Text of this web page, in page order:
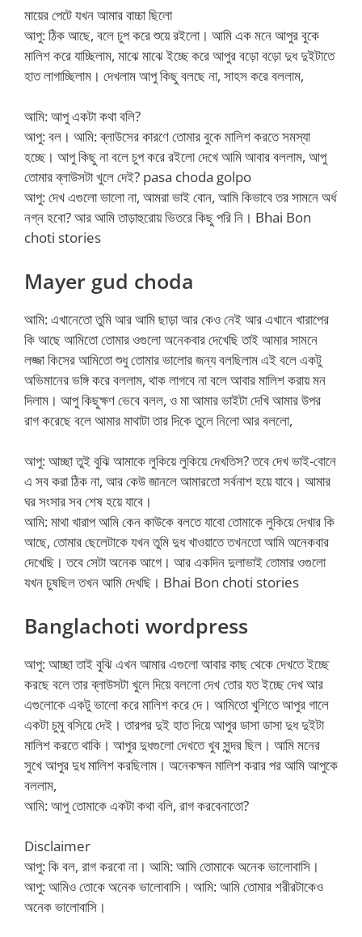
মায়ের পেটে যখন আমার বাচ্চা ছিলো
আপু: ঠিক আছে, বলে চুপ করে শুয়ে রইলো। আমি এক মনে আপুর বুকে
মালিশ করে যাচ্ছিলাম, মাঝে মাঝে ইচ্ছে করে আপুর বড়ো বড়ো দুধ দুইটাতে
হাত লাগাচ্ছিলাম। দেখলাম আপু কিছু বলছে না, সাহস করে বললাম,
আমি: আপু একটা কথা বলি?
আপু: বল। আমি: ব্লাউসের কারণে তোমার বুকে মালিশ করতে সমস্যা
হচ্ছে। আপু কিছু না বলে চুপ করে রইলো দেখে আমি আবার বললাম, আপু
তোমার ব্লাউসটা খুলে দেই? pasa choda golpo
আপু: দেখ এগুলো ভালো না, আমরা ভাই বোন, আমি কিভাবে তর সামনে অর্ধ
নগ্ন হবো? আর আমি তাড়াহুরোয় ভিতরে কিছু পরি নি। Bhai Bon
choti stories
Mayer gud choda
আমি: এখানেতো তুমি আর আমি ছাড়া আর কেও নেই আর এখানে খারাপের
কি আছে আমিতো তোমার ওগুলো অনেকবার দেখেছি তাই আমার সামনে
লজ্জা কিসের আমিতো শুধু তোমার ভালোর জন্য বলছিলাম এই বলে একটু
অভিমানের ভঙ্গি করে বললাম, থাক লাগবে না বলে আবার মালিশ করায় মন
দিলাম। আপু কিছুক্ষণ ভেবে বলল, ও মা আমার ভাইটা দেখি আমার উপর
রাগ করেছে বলে আমার মাথাটা তার দিকে তুলে নিলো আর বললো,
আপু: আচ্ছা তুই বুঝি আমাকে লুকিয়ে লুকিয়ে দেখতিস? তবে দেখ ভাই-বোনে
এ সব করা ঠিক না, আর কেউ জানলে আমারতো সর্বনাশ হয়ে যাবে। আমার
ঘর সংসার সব শেষ হয়ে যাবে।
আমি: মাথা খারাপ আমি কেন কাউকে বলতে যাবো তোমাকে লুকিয়ে দেখার কি
আছে, তোমার ছেলেটাকে যখন তুমি দুধ খাওয়াতে তখনতো আমি অনেকবার
দেখেছি। তবে সেটা অনেক আগে। আর একদিন দুলাভাই তোমার ওগুলো
যখন চুষছিল তখন আমি দেখছি। Bhai Bon choti stories
Banglachoti wordpress
আপু: আচ্ছা তাই বুঝি এখন আমার এগুলো আবার কাছ থেকে দেখতে ইচ্ছে
করছে বলে তার ব্লাউসটা খুলে দিয়ে বললো দেখ তোর যত ইচ্ছে দেখ আর
এগুলোকে একটু ভালো করে মালিশ করে দে। আমিতো খুশিতে আপুর গালে
একটা চুমু বসিয়ে দেই। তারপর দুই হাত দিয়ে আপুর ডাসা ডাসা দুধ দুইটা
মালিশ করতে থাকি। আপুর দুধগুলো দেখতে খুব সুন্দর ছিল। আমি মনের
সুখে আপুর দুধ মালিশ করছিলাম। অনেকক্ষন মালিশ করার পর আমি আপুকে
বললাম,
আমি: আপু তোমাকে একটা কথা বলি, রাগ করবেনাতো?
Disclaimer
আপু: কি বল, রাগ করবো না। আমি: আমি তোমাকে অনেক ভালোবাসি।
আপু: আমিও তোকে অনেক ভালোবাসি। আমি: আমি তোমার শরীরটাকেও
অনেক ভালোবাসি।